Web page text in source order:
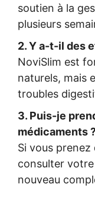
soutien à la
plusieurs
2. Y a-t-il des
NoviSlim est
naturels, mais
troubles
3. Puis-je
médicaments
Si vous
consulter
nouveau